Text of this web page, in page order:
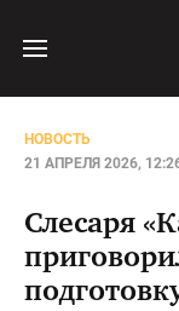
НОВОСТЬ
21 АПРЕЛЯ 2026,
Слесаря